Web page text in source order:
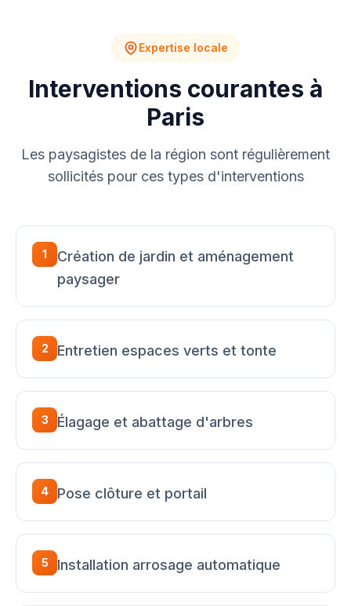
Expertise locale
Interventions courantes à
Paris
Les paysagistes de la région sont régulièrement
sollicités pour ces types d'interventions
1
Création de jardin et aménagement
paysager
2 Entretien espaces verts et tonte
3 Élagage et abattage d'arbres
4 Pose clôture et portail
5 Installation arrosage automatique